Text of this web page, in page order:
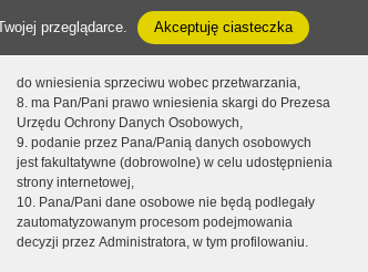
przeglądarce. Akceptuję ciasteczka
do wniesienia sprzeciwu wobec przetwarzania,
8. ma Pan/Pani prawo wniesienia skargi do Prezesa
Urzędu Ochrony Danych Osobowych,
9. podanie przez Pana/Panią danych osobowych
jest fakultatywne (dobrowolne) w celu udostępnienia
strony internetowej,
10. Pana/Pani dane osobowe nie będą podlegały
zautomatyzowanym procesom podejmowania
decyzji przez Administratora, w tym profilowaniu.